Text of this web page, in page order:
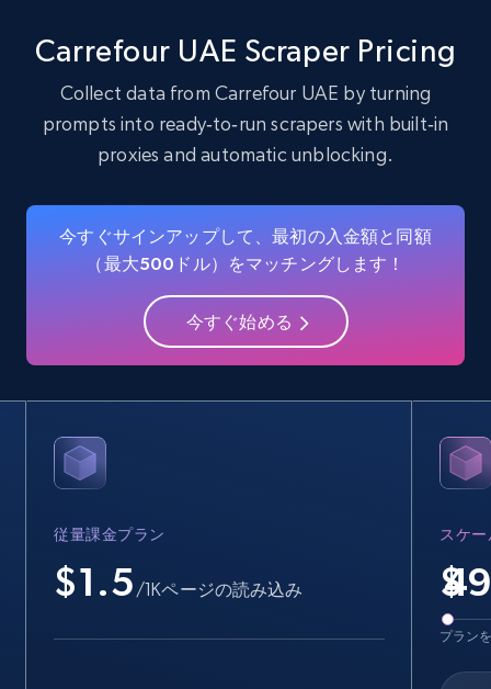
Industries, Operating status, and more.
1.6K+ 無料トライアル
Searching data by keyword
Name, URL, ID, Cb rank, Region, About,
Industries, Operating status, and more.
Carrefour UAE Scraper Pricing
Collect data from Carrefour UAE by turning
prompts into ready‑to‑run scrapers with built‑in
proxies and automatic unblocking.
今すぐサインアップして、最初の入金額と同額
（最大500ドル）をマッチングします！
今すぐ始める
従量課金プラン
$1.5 /1Kページの読み込み
スケー
$
プラン